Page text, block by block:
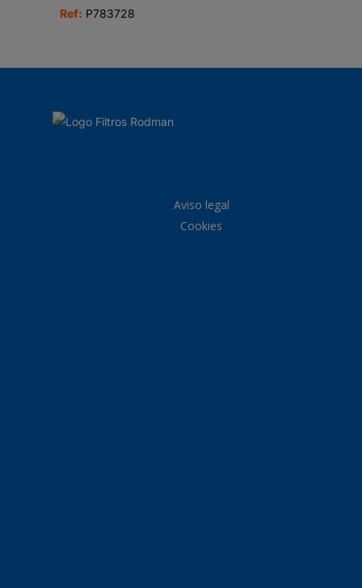
Ref: P783728
Aviso legal
Cookies